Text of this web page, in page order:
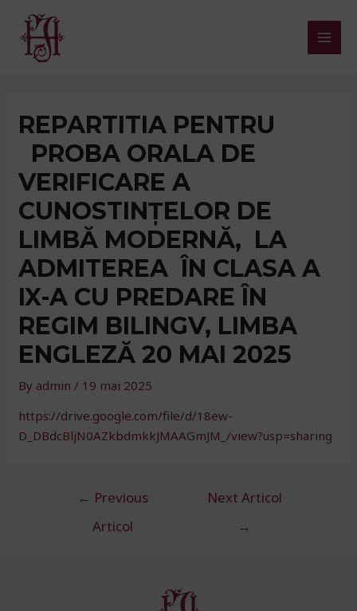
content
Main
REPARTITIA PENTRU
PROBA ORALA DE
VERIFICARE A
CUNOSTINȚELOR DE
LIMBĂ MODERNĂ, LA
ADMITEREA ÎN CLASA A
IX-A CU PREDARE ÎN
REGIM BILINGV, LIMBA
ENGLEZĂ 20 MAI 2025
By admin / 19 mai 2025
https://drive.google.com/file/d/18ew-
D_DBdcBljN0AZkbdmkkJMAAGmJM_/view?usp=sharing
Navigare
← Previous
Articol
Next Articol
→